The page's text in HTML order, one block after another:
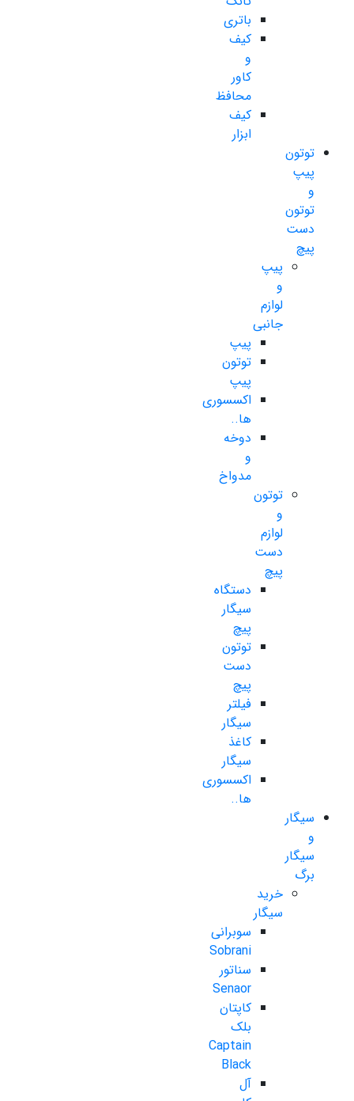
باتری
کیف
و
کاور
محافظ
کیف
ابزار
توتون
پیپ
و
توتون
دست
پیچ
پیپ
و
لوازم
جانبی
پیپ
توتون
پیپ
اکسسوری
ها..
دوخه
و
مدواخ
توتون
و
لوازم
دست
پیچ
دستگاه
سیگار
پیچ
توتون
دست
پیچ
فیلتر
سیگار
کاغذ
سیگار
اکسسوری
ها..
سیگار
و
سیگار
برگ
خرید
سیگار
سوبرانی
Sobrani
سناتور
Senaor
کاپتان
بلک
Captain
Black
آل